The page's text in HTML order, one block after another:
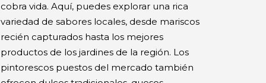
cobra vida. Aquí, puedes explorar una rica
variedad de sabores locales, desde mariscos
recién capturados hasta los mejores
productos de los jardines de la región. Los
pintorescos puestos del mercado también